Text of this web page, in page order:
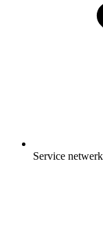
Service